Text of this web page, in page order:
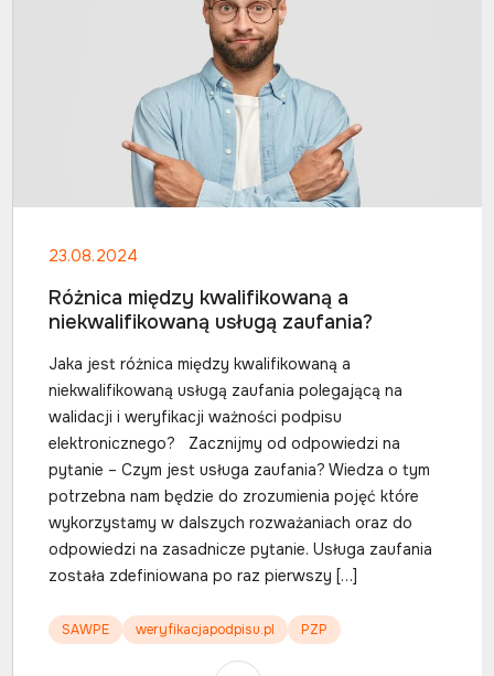
23.08.2024
Różnica między kwalifikowaną a
niekwalifikowaną usługą zaufania?
Jaka jest różnica między kwalifikowaną a
niekwalifikowaną usługą zaufania polegającą na
walidacji i weryfikacji ważności podpisu
elektronicznego? Zacznijmy od odpowiedzi na
pytanie – Czym jest usługa zaufania? Wiedza o tym
potrzebna nam będzie do zrozumienia pojęć które
wykorzystamy w dalszych rozważaniach oraz do
odpowiedzi na zasadnicze pytanie. Usługa zaufania
została zdefiniowana po raz pierwszy […]
SAWPE weryfikacjapodpisu.pl PZP